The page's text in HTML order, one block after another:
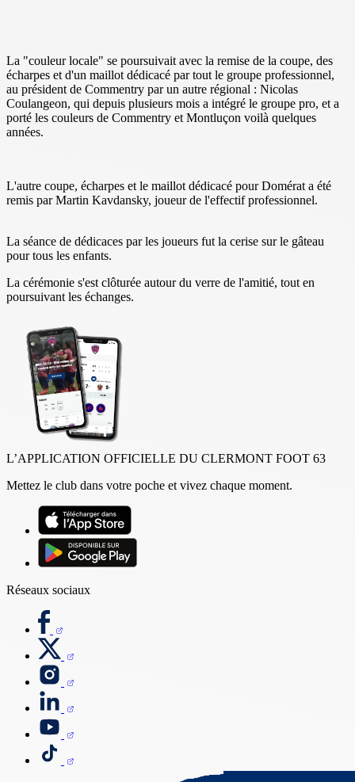
La "couleur locale" se poursuivait avec la remise de la coupe, des
écharpes et d'un maillot dédicacé par tout le groupe professionnel,
au président de Commentry par un autre régional : Nicolas
Coulangeon, qui depuis plusieurs mois a intégré le groupe pro, et a
porté les couleurs de Commentry et Montluçon voilà quelques
années.
L'autre coupe, écharpes et le maillot dédicacé pour Domérat a été
remis par Martin Kavdansky, joueur de l'effectif professionnel.
La séance de dédicaces par les joueurs fut la cerise sur le gâteau
pour tous les enfants.
La cérémonie s'est clôturée autour du verre de l'amitié, tout en
poursuivant les échanges.
L’APPLICATION OFFICIELLE DU CLERMONT FOOT 63
Mettez le club dans votre poche et vivez chaque moment.
Réseaux sociaux